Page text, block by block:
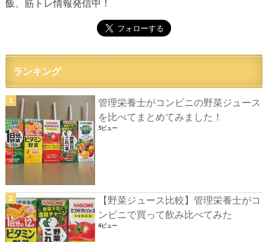
飯、筋トレ情報発信中！
ランキング
管理栄養士がコンビニの野菜ジュース
を比べてまとめてみました！
5ビュー
【野菜ジュース比較】管理栄養士がコ
ンビニで買って飲み比べてみた
4ビュー